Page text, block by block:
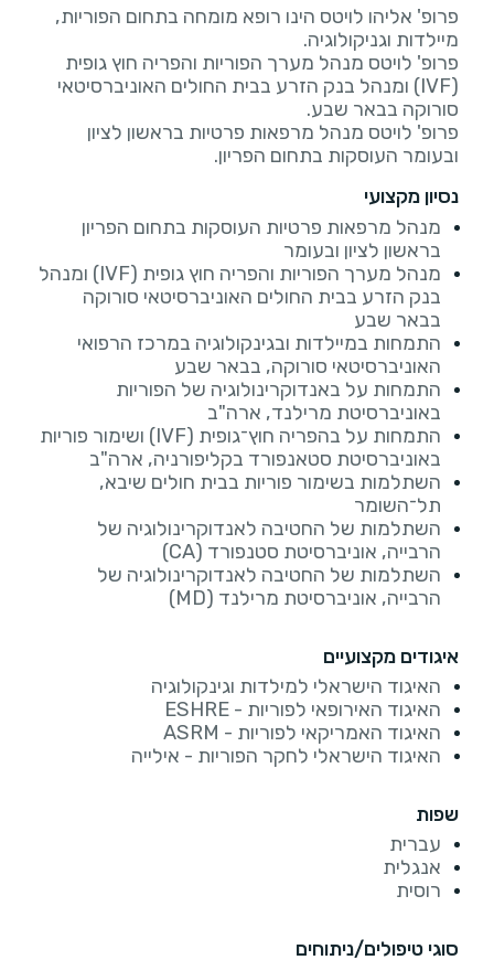
פרופ' אליהו לויטס הינו רופא מומחה בתחום הפוריות,
פרופ' לויטס מנהל מערך הפוריות והפריה חוץ גופית
(IVF) ומנהל בנק הזרע בבית החולים האוניברסיטאי
פרופ' לויטס מנהל מרפאות פרטיות בראשון לציון
ובעומר העוסקות בתחום הפריון.
נסיון מקצועי
מנהל מרפאות פרטיות העוסקות בתחום הפריון
בראשון לציון ובעומר
מנהל מערך הפוריות והפריה חוץ גופית (IVF) ומנהל
בנק הזרע בבית החולים האוניברסיטאי סורוקה
בבאר שבע
התמחות במיילדות ובגינקולוגיה במרכז הרפואי
האוניברסיטאי סורוקה, בבאר שבע
התמחות על באנדוקרינולוגיה של הפוריות
באוניברסיטת מרילנד, ארה"ב
התמחות על בהפריה חוץ־גופית (IVF) ושימור פוריות
באוניברסיטת סטאנפורד בקליפורניה, ארה"ב
השתלמות בשימור פוריות בבית חולים שיבא,
תל־השומר
השתלמות של החטיבה לאנדוקרינולוגיה של
הרבייה, אוניברסיטת סטנפורד (CA)
השתלמות של החטיבה לאנדוקרינולוגיה של
הרבייה, אוניברסיטת מרילנד (MD)
איגודים מקצועיים
האיגוד הישראלי למילדות וגינקולוגיה
האיגוד האירופאי לפוריות - ESHRE
האיגוד האמריקאי לפוריות - ASRM
האיגוד הישראלי לחקר הפוריות - אילייה
שפות
עברית
אנגלית
רוסית
סוגי טיפולים/ניתוחים